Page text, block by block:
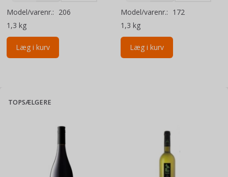
Model/varenr.: 206
1,3 kg
Læg i kurv
Model/varenr.: 172
1,3 kg
Læg i kurv
TOPSÆLGERE